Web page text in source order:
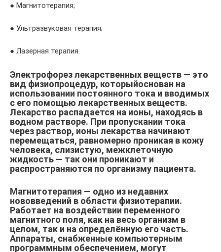
● Магнитотерапия;
● Ультразвуковая терапия;
● Лазерная терапия.
Электрофорез лекарственных веществ — это
вид физиопроцедур, которыйоснован на
использовании постоянного тока и вводимых
с его помощью лекарственных веществ.
Лекарство распадается на ионы, находясь в
водном растворе. При пропускании тока
через раствор, ионы лекарства начинают
перемещаться, равномерно проникая в кожу
человека, слизистую, межклеточную
жидкость — так они проникают и
распространяются по организму пациента.
Магнитотерапия — одно из недавних
нововведений в области физиотерапии.
Работает на воздействии переменного
магнитного поля, как на весь организм в
целом, так и на определённую его часть.
Аппараты, снабженные компьютерным
программным обеспечением, могут